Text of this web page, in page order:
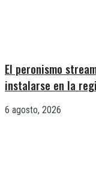
El peronismo
instalarse en la
6 agosto, 2026